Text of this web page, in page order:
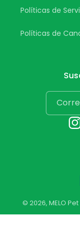
Políticas de
Políticas de
© 2026, MELO